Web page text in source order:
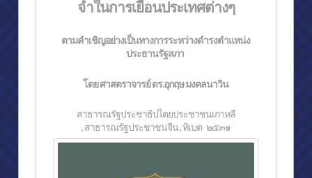
จำในการเยือนประเทศต่างๆ
ตามคำเชิญอย่างเป็นทางการระหว่างดำรงตำแหน่ง
ประธานรัฐสภา
โดย ศาสตราจารย์ ดร.อุกฤษ มงคลนาวิน
สาธารณรัฐประชาธิปไตยประชาชนเกาหลี
,สาธารณรัฐประชาชนจีน ,ทิเบต ๒๕๓๑